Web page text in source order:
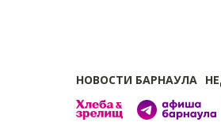
НОВОСТИ БАРНАУЛА